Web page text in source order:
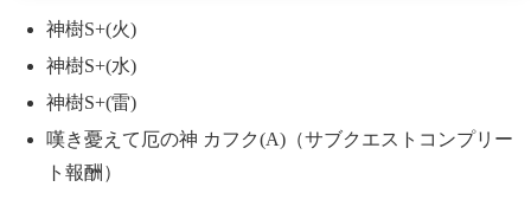
神樹S+(火)
神樹S+(水)
神樹S+(雷)
嘆き憂えて厄の神 カフク(A)（サブクエストコンプリー
ト報酬）